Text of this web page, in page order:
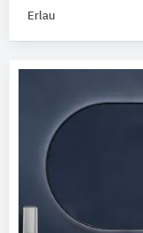
Erlau